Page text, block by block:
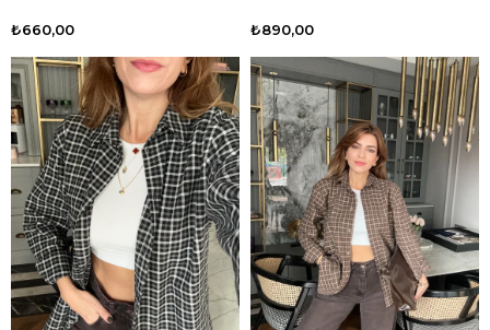
₺660,00 ₺890,00